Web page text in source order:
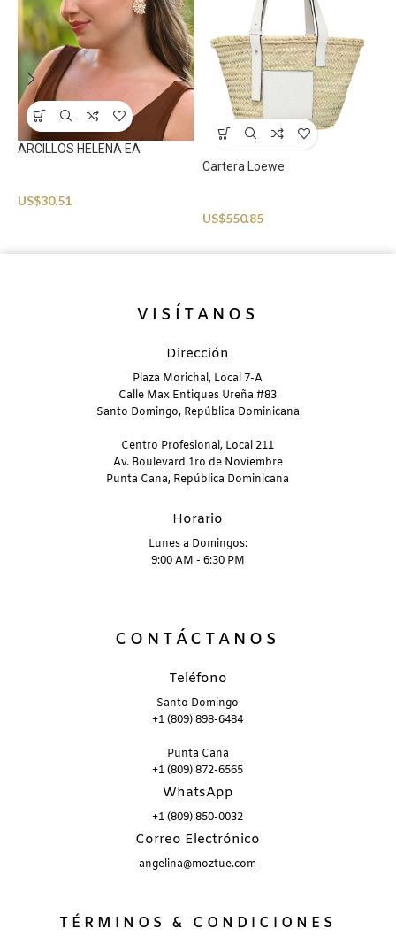
ARCILLOS HELENA EA
US$30.51
Cartera Loewe
US$550.85
VISÍTANOS
Dirección
Plaza Morichal, Local 7-A
Calle Max Entiques Ureña #83
Santo Domingo, República Dominicana
Centro Profesional, Local 211
Av. Boulevard 1ro de Noviembre
Punta Cana, República Dominicana
Horario
Lunes a Domingos:
9:00 AM - 6:30 PM
CONTÁCTANOS
Teléfono
Santo Domingo
+1 (809) 898-6484
Punta Cana
+1 (809) 872-6565
WhatsApp
+1 (809) 850-0032
Correo Electrónico
angelina@moztue.com
TÉRMINOS & CONDICIONES